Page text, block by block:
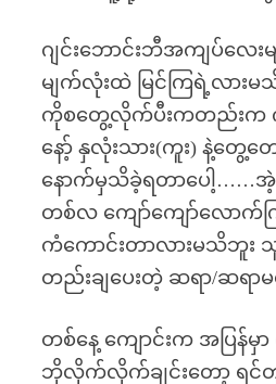
ဂျင်းဘောင်းဘီအကျပ်လေး
မျက်လုံးထဲ မြင်ကြရဲ့လားမ
ကိုစတွေ့လိုက်ပီးကတည်းက က
နော့် နှလုံးသား(ကူး) နဲ့တွ
နောက်မှသိခဲ့ရတာပေါ့……
တစ်လ ကျော်ကျော်လောက်
ကံကောင်းတာလားမသိဘူး
တည်းချပေးတဲ့ ဆရာ/ဆရာ
တစ်နေ့ ကျောင်းက အပြန်
ဘိုလိုက်လိုက်ချင်းတော့ ရင်